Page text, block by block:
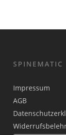
SPINEMATIC
Impressum
AGB